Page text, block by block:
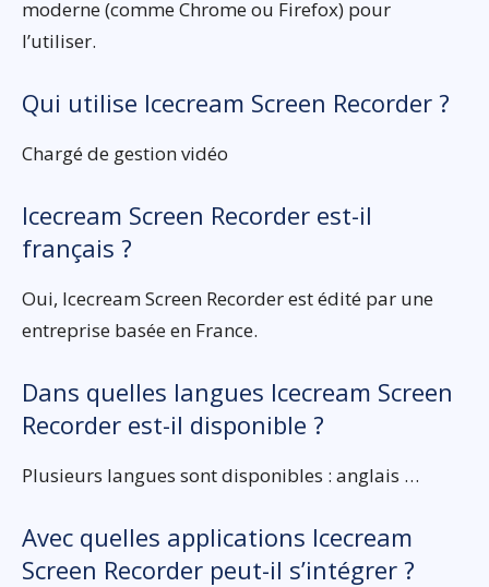
moderne (comme Chrome ou Firefox) pour
l’utiliser.
Qui utilise Icecream Screen Recorder ?
Chargé de gestion vidéo
Icecream Screen Recorder est-il
français ?
Oui, Icecream Screen Recorder est édité par une
entreprise basée en France.
Dans quelles langues Icecream Screen
Recorder est-il disponible ?
Plusieurs langues sont disponibles : anglais …
Avec quelles applications Icecream
Screen Recorder peut-il s’intégrer ?